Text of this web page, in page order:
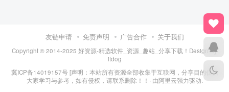
友链申请 免责声明 广告合作 关于我们
Copyright © 2014-2025 好资源-精选软件_资源_趣站_分享下载！Design By
itdog
冀ICP备14019157号[声明：本站所有资源全部收集于互联网，分享目的仅供
大家学习与参考，如有侵权，请联系删除！！· 由阿里云强力驱动.